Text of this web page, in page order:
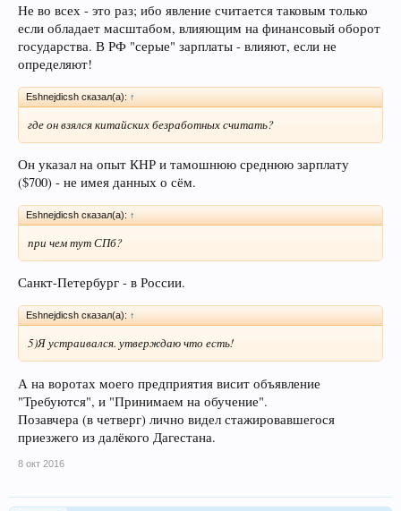
Не во всех - это раз; ибо явление считается таковым только
если обладает масштабом, влияющим на финансовый оборот
государства. В РФ "серые" зарплаты - влияют, если не
определяют!
Eshnejdicsh сказал(а): ↑
где он взялся китайских безработных считать?
Он указал на опыт КНР и тамошнюю среднюю зарплату
($700) - не имея данных о сём.
Eshnejdicsh сказал(а): ↑
при чем тут СПб?
Санкт-Петербург - в России.
Eshnejdicsh сказал(а): ↑
5)Я устраивался. утверждаю что есть!
А на воротах моего предприятия висит объявление
"Требуются", и "Принимаем на обучение".
Позавчера (в четверг) лично видел стажировавшегося
приезжего из далёкого Дагестана.
8 окт 2016